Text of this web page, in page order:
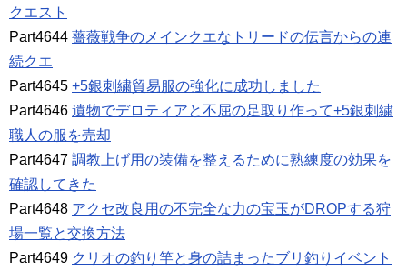
クエスト
Part4644 薔薇戦争のメインクエなトリードの伝言からの連
続クエ
Part4645 +5銀刺繍貿易服の強化に成功しました
Part4646 遺物でデロティアと不屈の足取り作って+5銀刺繍
職人の服を売却
Part4647 調教上げ用の装備を整えるために熟練度の効果を
確認してきた
Part4648 アクセ改良用の不完全な力の宝玉がDROPする狩
場一覧と交換方法
Part4649 クリオの釣り竿と身の詰まったブリ釣りイベント